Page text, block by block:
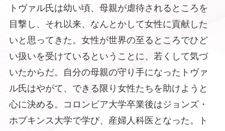
トヴァル氏は幼い頃、母親が虐待されるところを
目撃し、それ以来、なんとかして女性に貢献した
いと思ってきた。女性が世界の至るところでひど
い扱いを受けているということに、若くして気づ
いたからだ。自分の母親の守り手になったトヴァ
ル氏はやがて、できる限り女性たちを助けようと
心に決める。コロンビア大学卒業後はジョンズ・
ホプキンス大学で学び、産婦人科医となった。ト